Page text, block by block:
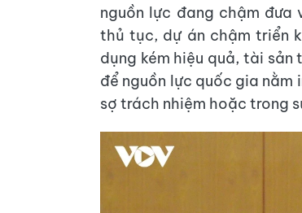
nguồn lực đang chậm đưa
thủ tục, dự án chậm triển
dụng kém hiệu quả, tài
để nguồn lực quốc gia
sợ trách nhiệm hoặc trong